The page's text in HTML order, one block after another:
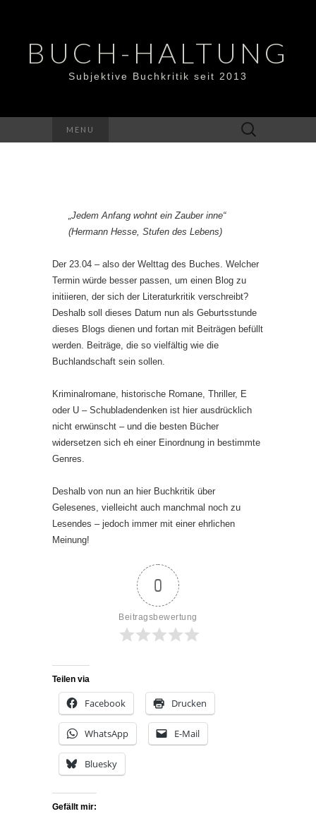
BUCH-HALTUNG
Subjektive Buchkritik seit 2013
MENU
Suchen
nach:
„Jedem Anfang wohnt ein Zauber inne“
(Hermann Hesse, Stufen des Lebens)
Der 23.04 – also der Welttag des Buches. Welcher
Termin würde besser passen, um einen Blog zu
initiieren, der sich der Literaturkritik verschreibt?
Deshalb soll dieses Datum nun als Geburtsstunde
dieses Blogs dienen und fortan mit Beiträgen befüllt
werden. Beiträge, die so vielfältig wie die
Buchlandschaft sein sollen.
Kriminalromane, historische Romane, Thriller, E
oder U – Schubladendenken ist hier ausdrücklich
nicht erwünscht – und die besten Bücher
widersetzen sich eh einer Einordnung in bestimmte
Genres.
Deshalb von nun an hier Buchkritik über
Gelesenes, vielleicht auch manchmal noch zu
Lesendes – jedoch immer mit einer ehrlichen
Meinung!
0
Beitragsbewertung
Teilen via
Facebook Drucken
WhatsApp E-Mail
Bluesky
Gefällt mir: